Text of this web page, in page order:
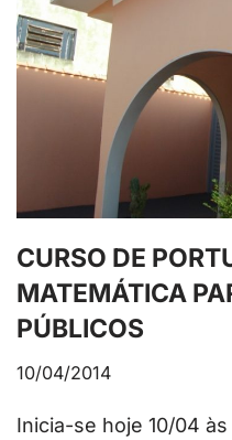
CURSO DE
MATEMÁTICA
PÚBLICOS
10/04/2014
Inicia-se hoje 10/04